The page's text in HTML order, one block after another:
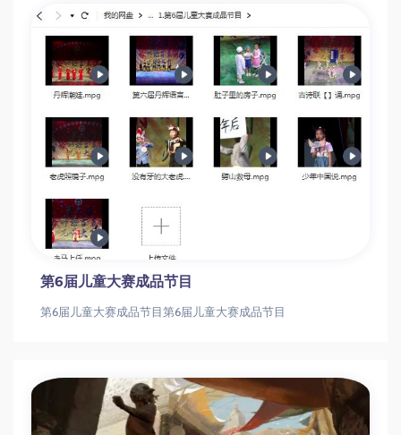
第6届儿童大赛成品节目
第6届儿童大赛成品节目第6届儿童大赛成品节目